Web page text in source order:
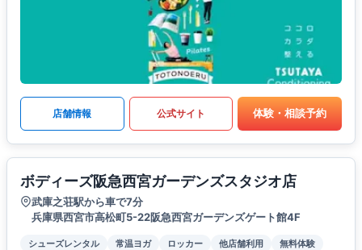
店舗情報 公式サイト 体験・相談予約
ボディーズ阪急西宮ガーデンズスタジオ店
武庫之荘駅から車で7分
兵庫県西宮市高松町5-22阪急西宮ガーデンズゲート館4F
シューズレンタル 常温ヨガ ロッカー 他店舗利用
無料体験